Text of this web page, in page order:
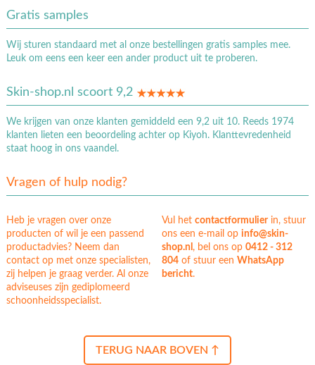
Gratis samples
Wij sturen standaard met al onze bestellingen gratis samples mee.
Leuk om eens een keer een ander product uit te proberen.
Skin-shop.nl scoort 9,2
We krijgen van onze klanten gemiddeld een 9,2 uit 10. Reeds 1974
klanten lieten een beoordeling achter op Kiyoh. Klanttevredenheid
staat hoog in ons vaandel.
Vragen of hulp nodig?
Heb je vragen over onze
producten of wil je een passend
productadvies? Neem dan
contact op met onze specialisten,
zij helpen je graag verder. Al onze
adviseuses zijn gediplomeerd
schoonheidsspecialist.
Vul hetcontactformulierin, stuur
ons een e-mail op info@skin-
shop.nl, bel ons op0412 - 312
804 of stuur eenWhatsApp
bericht.
TERUG NAAR BOVEN ↑